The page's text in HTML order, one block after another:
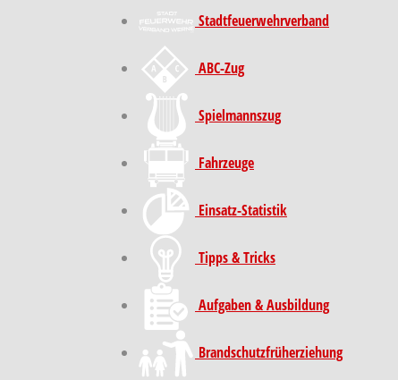
Stadt­feuer­wehr­verband
ABC-Zug
Spielmannszug
Fahrzeuge
Einsatz-Statistik
Tipps & Tricks
Aufgaben & Ausbildung
Brand­schutz­früh­erziehung